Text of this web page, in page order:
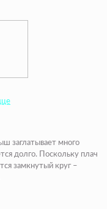
заглатывает много
долго. Поскольку плач
замкнутый круг –